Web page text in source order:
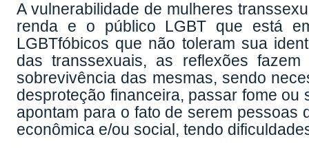
A vulnerabilidade de mulheres
renda e o público LGBT que está
LGBTfóbicos que não toleram sua
das transsexuais, as reflexões
sobrevivência das mesmas, sendo
desproteção financeira, passar fome ou
apontam para o fato de serem pessoas
econômica e/ou social, tendo